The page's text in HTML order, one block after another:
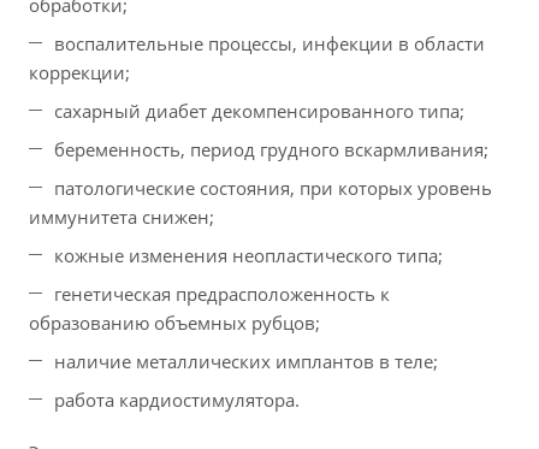
воспалительные процессы, инфекции в области
коррекции;
сахарный диабет декомпенсированного типа;
беременность, период грудного вскармливания;
патологические состояния, при которых уровень
иммунитета снижен;
кожные изменения неопластического типа;
генетическая предрасположенность к
образованию объемных рубцов;
наличие металлических имплантов в теле;
работа кардиостимулятора.